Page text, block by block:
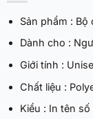
Sản phẩm :
Dành cho :
Giới tính :
Chất liệu :
Kiểu : In tên